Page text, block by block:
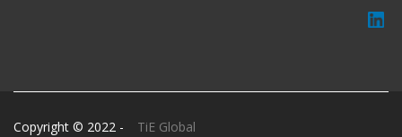
Copyright © 2022 -
TiE Global